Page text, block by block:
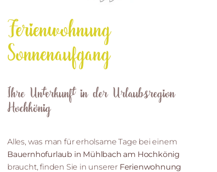
Ferienwohnung
Sonnenaufgang
Ihre Unterkunft in der Urlaubsregion
Hochkönig
Alles, was man für erholsame Tage bei einem
Bauernhofurlaub in Mühlbach am Hochkönig
braucht, finden Sie in unserer Ferienwohnung